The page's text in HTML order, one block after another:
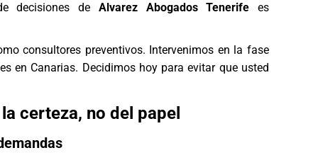
decisiones de Alvarez Abogados Tenerife es
consultores preventivos. Intervenimos en la fase
en Canarias. Decidimos hoy para evitar que usted
certeza, no del papel